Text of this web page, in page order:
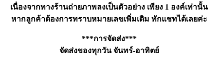
เนื่องจากทางร้านถ่ายภาพลงเป็นตัวอย่าง เพียง 1 องค์เท่านั้น
หากลูกค้าต้องการทราบหมายเลขเพิ่มเติม ทักแชทได้เลยค่ะ
***การจัดส่ง***
จัดส่งของทุกวัน จันทร์-อาทิตย์